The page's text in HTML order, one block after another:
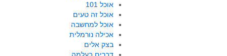
אוכל 101
אוכל זה טעים
אוכל למחשבה
אכילה נורמלית
בצק אלים